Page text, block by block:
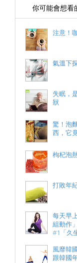
你可能會想看
注意！
氣溫下
失眠，
狀
驚！泡
西，它
枸杞泡
打敗年
每天早
組動作
#1「久
風靡韓
跟韓國